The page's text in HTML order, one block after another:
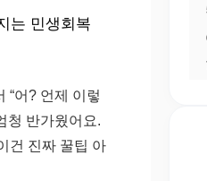
는 민생회복
“어? 언제 이렇
청 반가웠어요.
건 진짜 꿀팁 아